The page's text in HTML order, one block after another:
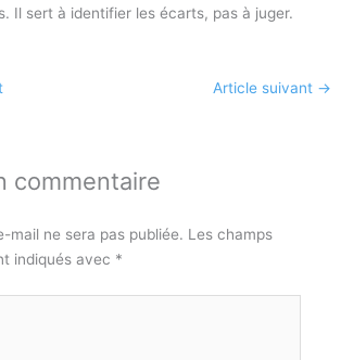
Il sert à identifier les écarts, pas à juger.
Article suivant →
commentaire
mail ne sera pas publiée. Les champs
indiqués avec *